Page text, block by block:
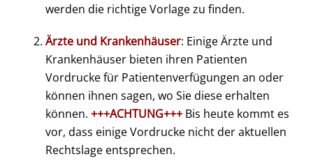
werden die richtige Vorlage zu finden.
Ärzte und Krankenhäuser: Einige Ärzte und
Krankenhäuser bieten ihren Patienten
Vordrucke für Patientenverfügungen an oder
können ihnen sagen, wo Sie diese erhalten
können. +++ACHTUNG+++Bis heute kommt es
vor, dass einige Vordrucke nicht der aktuellen
Rechtslage entsprechen.